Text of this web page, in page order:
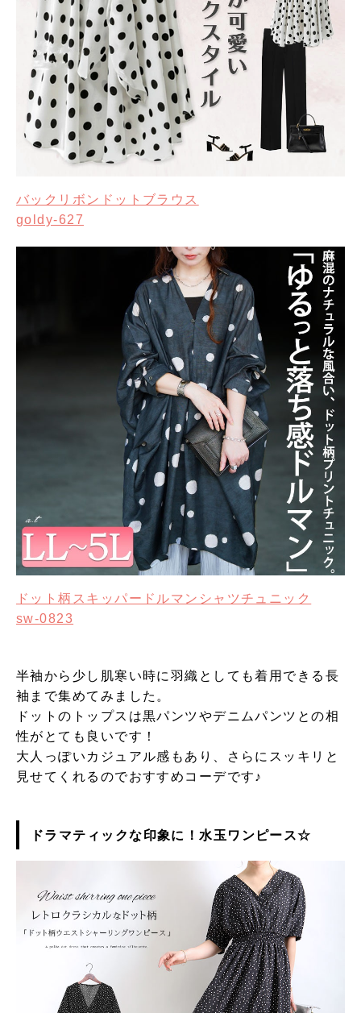
バックリボンドットブラウス
goldy-627
ドット柄スキッパードルマンシャツチュニック
sw-0823
半袖から少し肌寒い時に羽織としても着用できる長
袖まで集めてみました。
ドットのトップスは黒パンツやデニムパンツとの相
性がとても良いです！
大人っぽいカジュアル感もあり、さらにスッキリと
見せてくれるのでおすすめコーデです♪
ドラマティックな印象に！水玉ワンピース☆